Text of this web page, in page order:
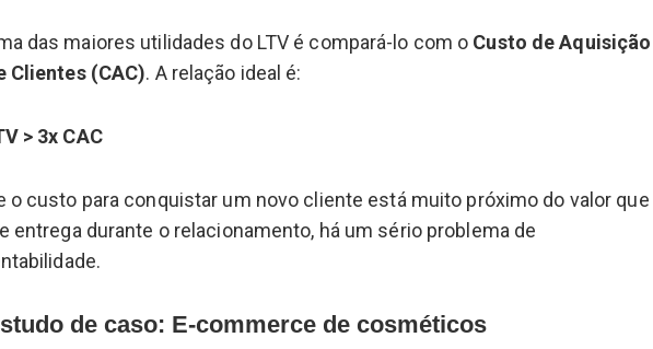
das maiores utilidades do LTV é compará-lo com o Custo de Aquisição
Clientes (CAC). A relação ideal é:
> 3x CAC
o custo para conquistar um novo cliente está muito próximo do valor que
entrega durante o relacionamento, há um sério problema de
de caso: E-commerce de cosméticos